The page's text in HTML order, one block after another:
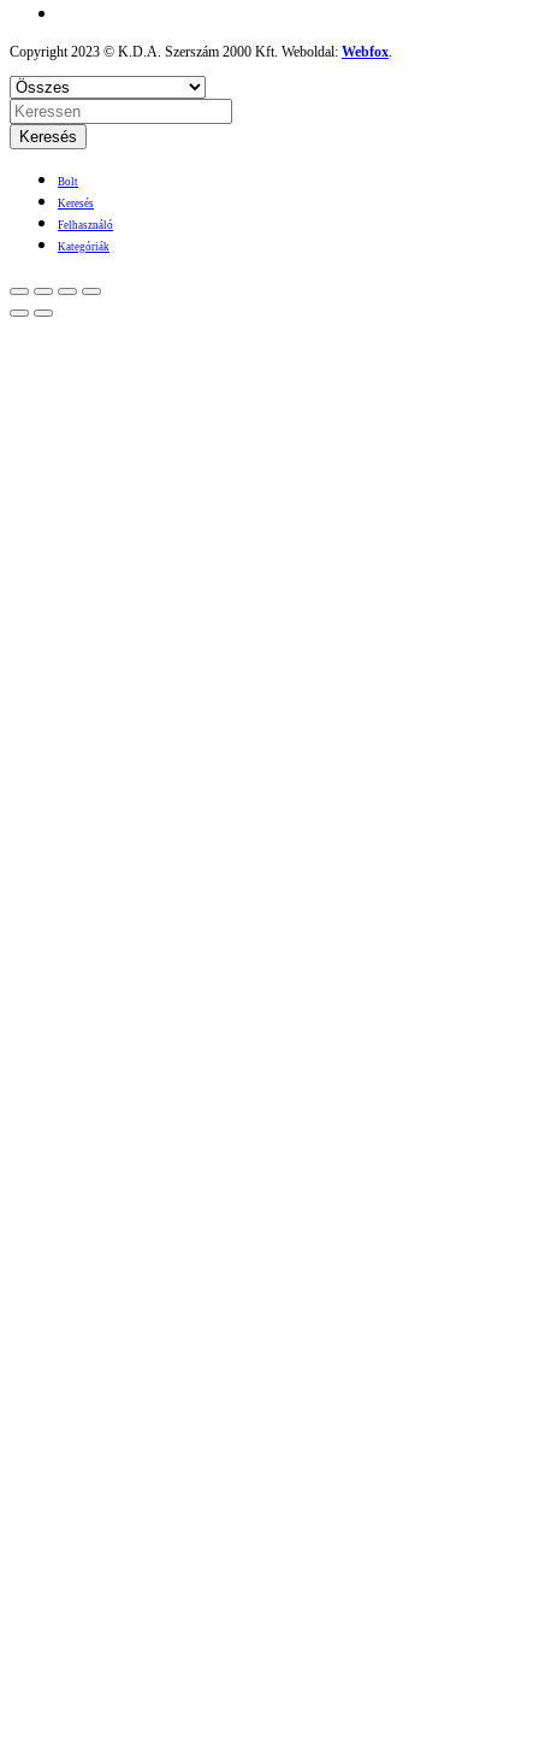
Copyright 2023 © K.D.A. Szerszám 2000 Kft. Weboldal: Webfox.
Keresés
Bolt
Keresés
Felhasználó
Kategóriák